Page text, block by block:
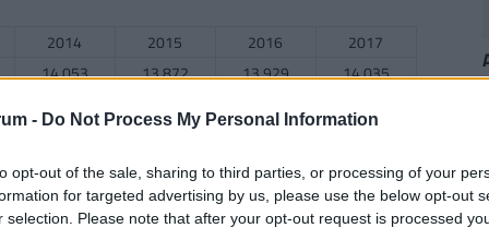
- Do Not Process My Personal Information
opt-out of the sale, sharing to third parties, or processing of your
for targeted advertising by us, please use the below opt-out
selection. Please note that after your opt-out request is processed
2014 2015 2016
2017
14.053 13.872 13.929 14.035
2014 2015 2016
2017
24.654 25.568 26.109 26.565